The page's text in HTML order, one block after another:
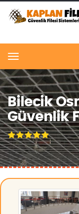
Menu
Bilecik
Güvenlik